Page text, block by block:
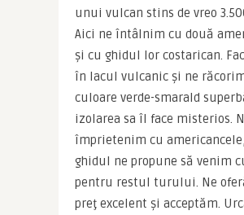
unui vulcan stins de vreo
Aici ne întâlnim cu două
şi cu ghidul lor costarican.
în lacul vulcanic şi ne
culoare verde-smarald
izolarea sa îl face misterios.
împrietenim cu
ghidul ne propune să venim
pentru restul turului. Ne
preţ excelent şi acceptăm.